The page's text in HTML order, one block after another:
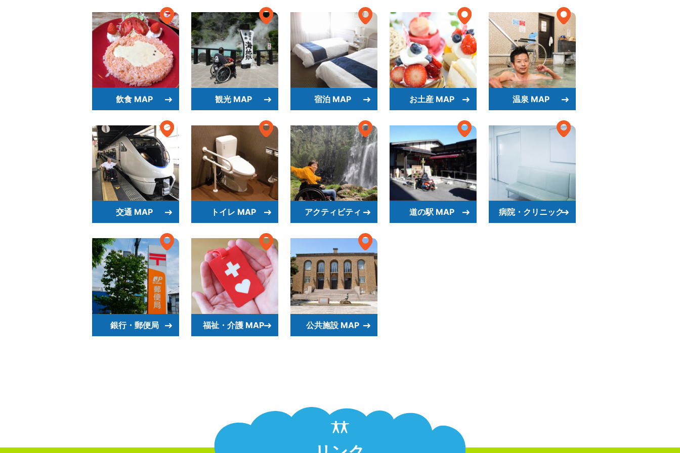
飲食 MAP 観光 MAP 宿泊 MAP お土産 MAP 温泉 MAP
交通 MAP トイレ MAP アクティビティ 道の駅 MAP 病院・クリニック
銀行・郵便局 福祉・介護 MAP 公共施設 MAP